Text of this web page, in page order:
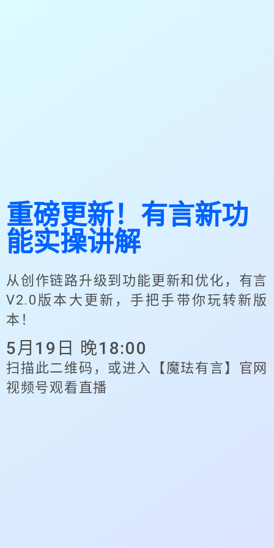
重磅更新！有言新功
能实操讲解
从创作链路升级到功能更新和优化，有言
V2.0版本大更新，手把手带你玩转新版
本！
5月19日 晚18:00
扫描此二维码，或进入【魔珐有言】官网
视频号观看直播